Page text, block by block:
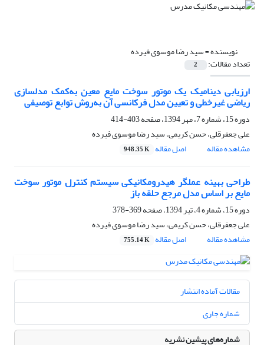
نویسنده =سید رضا موسوی فیرده
تعداد مقالات: 2
ارزیابی دینامیک یک موتور سوخت مایع معین به‌کمک مدلسازی
ریاضی غیرخطی و تعیین مدل فرکانسی آن به‌روش توابع توصیفی
دوره 15، شماره 7، مهر 1394، صفحه
403-414
علی جعفرقلی، حسن کریمی، سید رضا موسوی فیرده
مشاهده مقاله
اصل مقاله 948.35 K
طراحی بهینه عملگر هیدرومکانیکی سیستم کنترل موتور سوخت
مایع بر اساس مدل مرجع حلقه باز
دوره 15، شماره 4، تیر 1394، صفحه
369-378
علی جعفرقلی، حسن کریمی، سید رضا موسوی فیرده
مشاهده مقاله
اصل مقاله 755.14 K
مقالات آماده انتشار
شماره جاری
شماره‌های پیشین نشریه